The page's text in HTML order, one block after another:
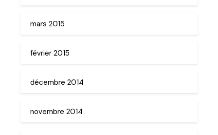
mars 2015
février 2015
décembre 2014
novembre 2014